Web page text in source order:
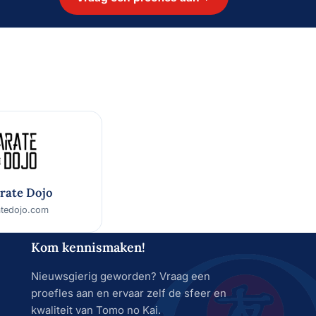
Dojo
Kom kennismaken!
Nieuwsgierig geworden? Vraag een
proefles aan en ervaar zelf de sfeer en
kwaliteit van Tomo no Kai.